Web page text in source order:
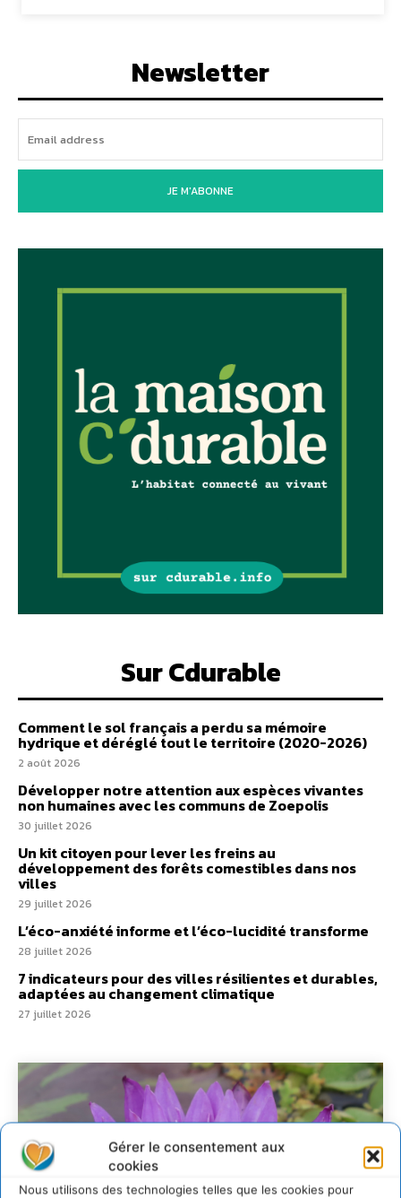
Gérer le consentement aux
cookies
Nous utilisons des technologies telles que les cookies pour
Newsletter
JE M'ABONNE
Sur Cdurable
Comment le sol français a perdu sa mémoire
hydrique et déréglé tout le territoire (2020-2026)
2 août 2026
Développer notre attention aux espèces vivantes
non humaines avec les communs de Zoepolis
30 juillet 2026
Un kit citoyen pour lever les freins au
développement des forêts comestibles dans nos
villes
29 juillet 2026
L’éco-anxiété informe et l’éco-lucidité transforme
28 juillet 2026
7 indicateurs pour des villes résilientes et durables,
adaptées au changement climatique
27 juillet 2026